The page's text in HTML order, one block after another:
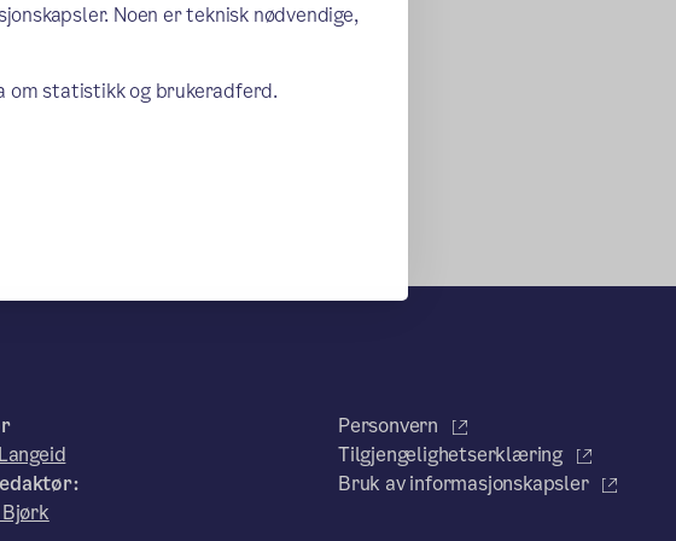
Noen er teknisk nødvendige,
om statistikk og brukeradferd.
Personvern
Tilgjengelighetserklæring
Bruk av informasjonskapsler